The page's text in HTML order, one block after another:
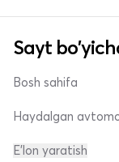
Sayt
Bosh sahifa
Haydalgan
E'lon yaratish